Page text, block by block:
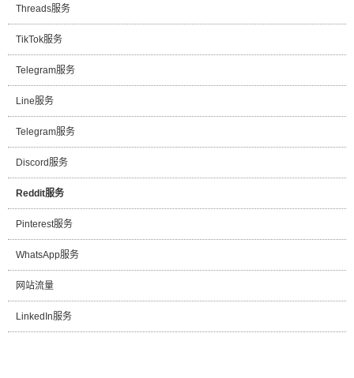
Threads服务
TikTok服务
Telegram服务
Line服务
Telegram服务
Discord服务
Reddit服务
Pinterest服务
WhatsApp服务
网站流量
LinkedIn服务